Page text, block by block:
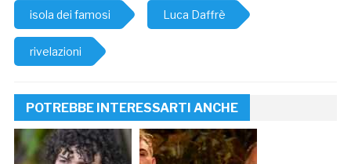
isola dei famosi Luca Daffrè
rivelazioni
POTREBBE INTERESSARTI ANCHE